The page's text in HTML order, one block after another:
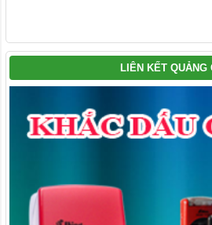
LIÊN KẾT QUẢNG